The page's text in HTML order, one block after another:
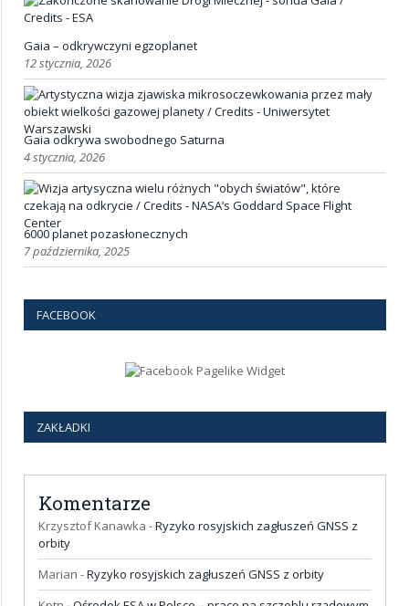
Gaia – odkrywczyni egzoplanet
12 stycznia, 2026
Gaia odkrywa swobodnego Saturna
4 stycznia, 2026
6000 planet pozasłonecznych
7 października, 2025
FACEBOOK
ZAKŁADKI
Komentarze
Krzysztof Kanawka -Ryzyko rosyjskich zagłuszeń GNSS z
orbity
Marian -Ryzyko rosyjskich zagłuszeń GNSS z orbity